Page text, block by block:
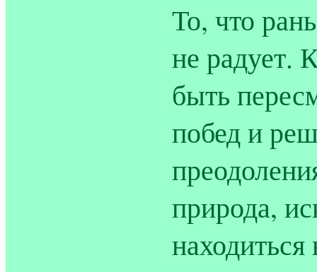
То, что
не радует.
быть
побед и
природа,